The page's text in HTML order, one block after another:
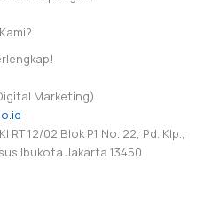
Marketing)
RT 12/02 Blok P1 No. 22, Pd. Klp.,
Ibukota Jakarta 13450